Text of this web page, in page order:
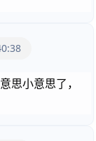
思小意思了，